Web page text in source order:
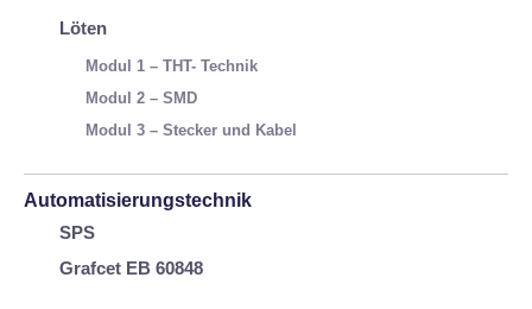
Löten
Modul 1 – THT- Technik
Modul 2 – SMD
Modul 3 – Stecker und Kabel
Automatisierungstechnik
SPS
Grafcet EB 60848